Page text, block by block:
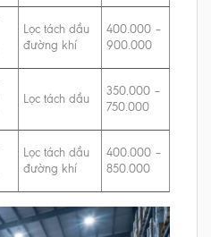
Lọc tách dầu
đường khí
400.000 –
900.000
Lọc tách dầu
350.000 –
750.000
Lọc tách dầu
đường khí
400.000 –
850.000